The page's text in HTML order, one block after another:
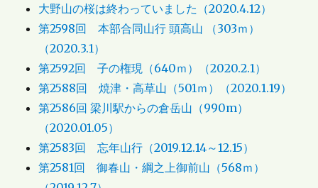
大野山の桜は終わっていました（2020.4.12）
第2598回 本部合同山行 頭高山 （303ｍ）
（2020.3.1）
第2592回 子の権現（640ｍ）（2020.2.1）
第2588回 焼津・高草山（501ｍ）（2020.1.19）
第2586回 梁川駅からの倉岳山（990m）
（2020.01.05）
第2583回 忘年山行（2019.12.14～12.15）
第2581回 御春山・綱之上御前山（568ｍ）